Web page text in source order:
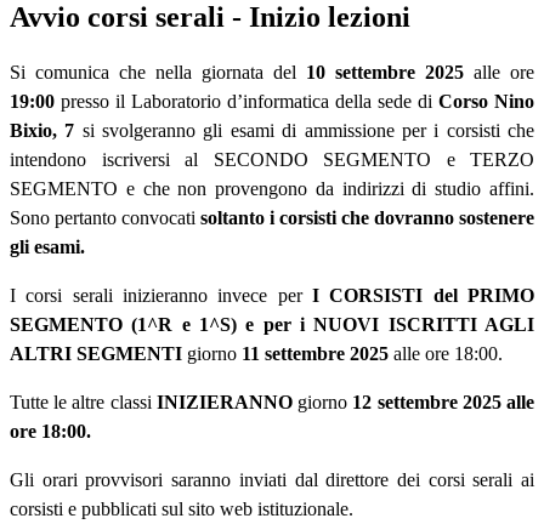
Avvio corsi serali - Inizio lezioni
Si comunica che nella giornata del 10 settembre 2025 alle ore
19:00 presso il Laboratorio d’informatica della sede di Corso Nino
Bixio, 7 si svolgeranno gli esami di ammissione per i corsisti che
intendono iscriversi al SECONDO SEGMENTO e TERZO
SEGMENTO e che non provengono da indirizzi di studio affini.
Sono pertanto convocati soltanto i corsisti che dovranno sostenere
gli esami.
I corsi serali inizieranno invece per I CORSISTI del PRIMO
SEGMENTO (1^R e 1^S) e per i NUOVI ISCRITTI AGLI
ALTRI SEGMENTI giorno 11 settembre 2025 alle ore 18:00.
Tutte le altre classi INIZIERANNO giorno 12 settembre 2025 alle
ore 18:00.
Gli orari provvisori saranno inviati dal direttore dei corsi serali ai
corsisti e pubblicati sul sito web istituzionale.